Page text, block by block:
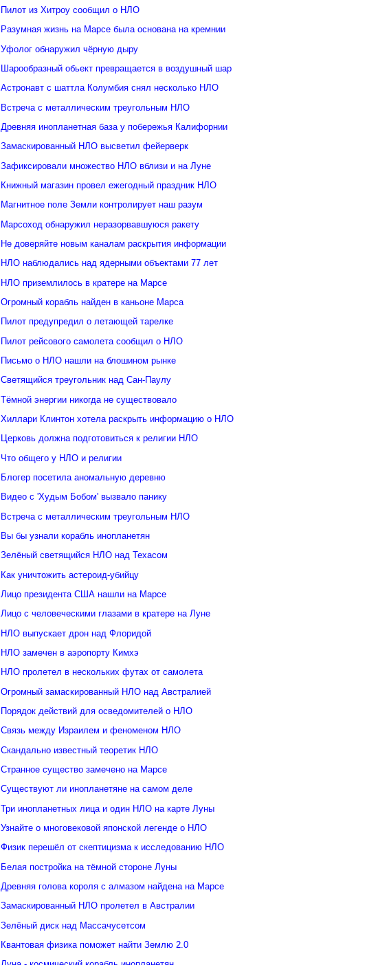
Пилот из Хитроу сообщил о НЛО
Разумная жизнь на Марсе была основана на кремнии
Уфолог обнаружил чёрную дыру
Шарообразный обьект превращается в воздушный шар
Астронавт с шаттла Колумбия снял несколько НЛО
Встреча с металлическим треугольным НЛО
Древняя инопланетная база у побережья Калифорнии
Замаскированный НЛО высветил фейерверк
Зафиксировали множество НЛО вблизи и на Луне
Книжный магазин провел ежегодный праздник НЛО
Магнитное поле Земли контролирует наш разум
Марсоход обнаружил неразорвавшуюся ракету
Не доверяйте новым каналам раскрытия информации
НЛО наблюдались над ядерными объектами 77 лет
НЛО приземлилось в кратере на Марсе
Огромный корабль найден в каньоне Марса
Пилот предупредил о летающей тарелке
Пилот рейсового самолета сообщил о НЛО
Письмо о НЛО нашли на блошином рынке
Светящийся треугольник над Сан-Паулу
Тёмной энергии никогда не существовало
Хиллари Клинтон хотела раскрыть информацию о НЛО
Церковь должна подготовиться к религии НЛО
Что общего у НЛО и религии
Блогер посетила аномальную деревню
Видео с 'Худым Бобом' вызвало панику
Встреча с металлическим треугольным НЛО
Вы бы узнали корабль инопланетян
Зелёный светящийся НЛО над Техасом
Как уничтожить астероид-убийцу
Лицо президента США нашли на Марсе
Лицо с человеческими глазами в кратере на Луне
НЛО выпускает дрон над Флоридой
НЛО замечен в аэропорту Кимхэ
НЛО пролетел в нескольких футах от самолета
Огромный замаскированный НЛО над Австралией
Порядок действий для осведомителей о НЛО
Связь между Израилем и феноменом НЛО
Скандально известный теоретик НЛО
Странное существо замечено на Марсе
Существуют ли инопланетяне на самом деле
Три инопланетных лица и один НЛО на карте Луны
Узнайте о многовековой японской легенде о НЛО
Физик перешёл от скептицизма к исследованию НЛО
Белая постройка на тёмной стороне Луны
Древняя голова короля с алмазом найдена на Марсе
Замаскированный НЛО пролетел в Австралии
Зелёный диск над Массачусетсом
Квантовая физика поможет найти Землю 2.0